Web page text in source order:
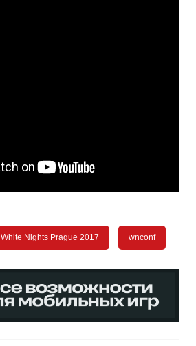
White Nights Prague 2017 wnconf